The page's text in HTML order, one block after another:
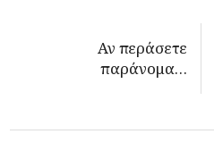
Αν περάσετε
παράνομα…